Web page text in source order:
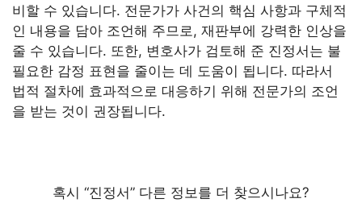
비할 수 있습니다. 전문가가 사건의 핵심 사항과 구체적
인 내용을 담아 조언해 주므로, 재판부에 강력한 인상을
줄 수 있습니다. 또한, 변호사가 검토해 준 진정서는 불
필요한 감정 표현을 줄이는 데 도움이 됩니다. 따라서
법적 절차에 효과적으로 대응하기 위해 전문가의 조언
을 받는 것이 권장됩니다.
혹시 “진정서” 다른 정보를 더 찾으시나요?